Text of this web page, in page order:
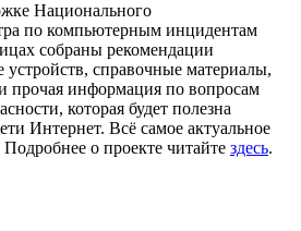
Национального
по компьютерным инцидентам
собраны рекомендации
устройств, справочные материалы,
прочая информация по вопросам
которая будет полезна
Интернет. Всё самое актуальное
о проекте читайте здесь.